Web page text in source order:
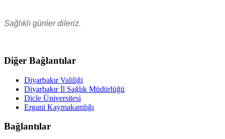
Sağlıklı günler dileriz.
Diğer Bağlantılar
Diyarbakır Valiliği
Diyarbakır İl Sağlık Müdürlüğü
Dicle Üniversitesi
Ergani Kaymakamlığı
Bağlantılar